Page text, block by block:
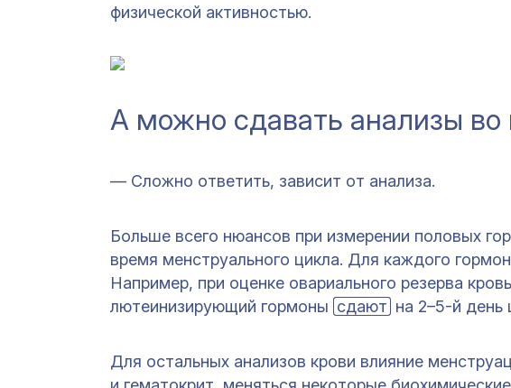
физической активностью.
А можно сдавать анализы
— Сложно ответить, зависит от анализа.
Больше всего нюансов при измерении половых
время менструального цикла. Для каждого
Например, при оценке овариального резерва
лютеинизирующий гормоны сдают на 2–5-й день
Для остальных анализов крови влияние